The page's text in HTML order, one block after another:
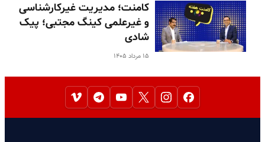
کامنت؛ مدیریت غیرکارشناسی
و غیرعلمی کینگ مجتبی؛ پیک
شادی
۱۵ مرداد ۱۴۰۵